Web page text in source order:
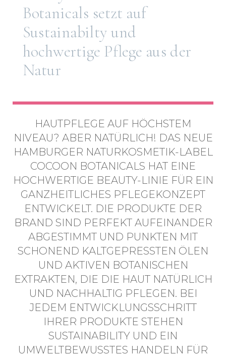
Botanicals setzt auf
Sustainabilty und
hochwertige Pflege aus der
Natur
HAUTPFLEGE AUF HÖCHSTEM
NIVEAU? ABER NATÜRLICH! DAS NEUE
HAMBURGER NATURKOSMETIK-LABEL
COCOON BOTANICALS HAT EINE
HOCHWERTIGE BEAUTY-LINIE FÜR EIN
GANZHEITLICHES PFLEGEKONZEPT
ENTWICKELT. DIE PRODUKTE DER
BRAND SIND PERFEKT AUFEINANDER
ABGESTIMMT UND PUNKTEN MIT
SCHONEND KALTGEPRESSTEN ÖLEN
UND AKTIVEN BOTANISCHEN
EXTRAKTEN, DIE DIE HAUT NATÜRLICH
UND NACHHALTIG PFLEGEN. BEI
JEDEM ENTWICKLUNGSSCHRITT
IHRER PRODUKTE STEHEN
SUSTAINABILITY UND EIN
UMWELTBEWUSSTES HANDELN FÜR